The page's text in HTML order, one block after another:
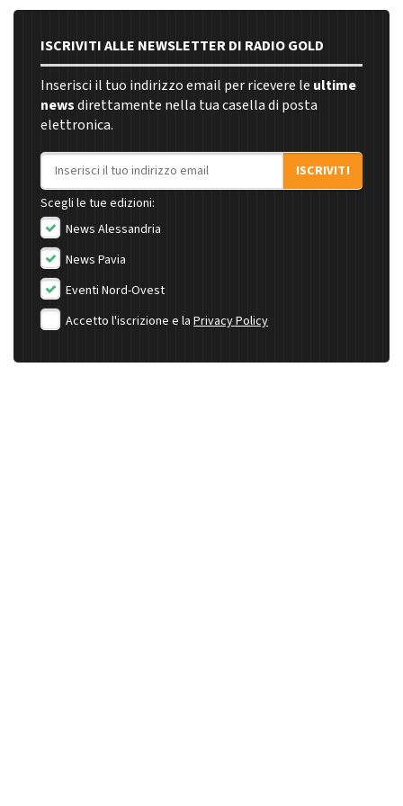
ISCRIVITI ALLE NEWSLETTER DI RADIO GOLD
Inserisci il tuo indirizzo email per ricevere le ultime
newsdirettamente nella tua casella di posta
elettronica.
Indirizzo email
ISCRIVITI
Scegli le tue edizioni:
News Alessandria
News Pavia
Eventi Nord-Ovest
Accetto l'iscrizione e la Privacy Policy